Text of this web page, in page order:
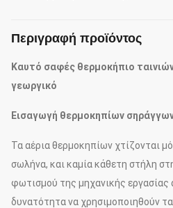
Περιγραφή προϊόντος
Καυτό σαφές θερμοκήπιο
γεωργικό
Εισαγωγή θερμοκηπίων
Τα αέρια θερμοκηπίων χτίζονται
σωλήνα, και καμία κάθετη στήλη
φωτισμού της μηχανικής εργασίας
δυνατότητα να χρησιμοποιηθούν